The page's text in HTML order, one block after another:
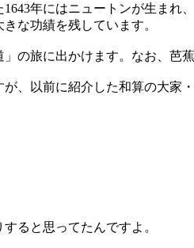
年にはニュートンが生まれ
な功績を残しています。
の旅に出かけます。なお、芭
、以前に紹介した和算の大家
ると思ってたんですよ。